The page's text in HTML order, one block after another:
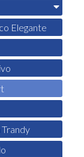
Elegante